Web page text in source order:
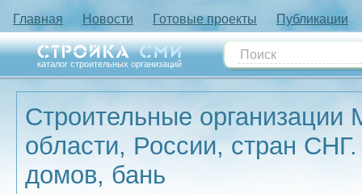
Главная Новости Готовые проекты Публикации
каталог строительных организаций
Строительные организации
области, России, стран
домов, бань